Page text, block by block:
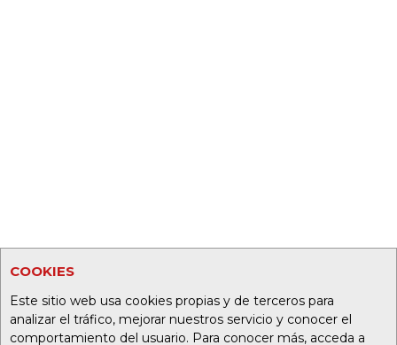
COOKIES
Este sitio web usa cookies propias y de terceros para
analizar el tráfico, mejorar nuestros servicio y conocer el
comportamiento del usuario. Para conocer más, acceda a